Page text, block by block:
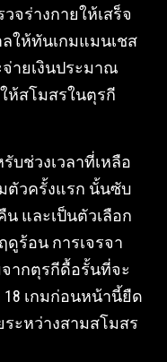
จร่างกายให้เสร็จ
ให้ทันเกมแมนเชส
จ่ายเงินประมาณ
ห้สโมสรในตุรกี
บช่วงเวลาที่เหลือ
ตัวครั้งแรก นั้นซับ
และเป็นตัวเลือก
ดูร้อน การเจรจา
ากตุรกีดื้อรั้นที่จะ
18 เกมก่อนหน้านี้ยืด
ระหว่างสามสโมสร